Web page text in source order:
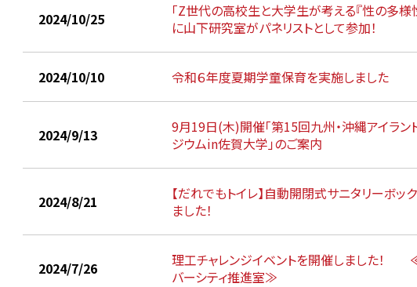
2024/10/25
「Z世代の高校生と大学生が考える『性の多様性
に山下研究室がパネリストとして参加！
2024/10/10 令和６年度夏期学童保育を実施しました
2024/9/13
9月19日(木)開催「第15回九州・沖縄アイラ
ジウムin佐賀大学」のご案内
2024/8/21
【だれでもトイレ】自動開閉式サニタリーボ
ました！
2024/7/26
理工チャレンジイベントを開催しました
バーシティ推進室≫